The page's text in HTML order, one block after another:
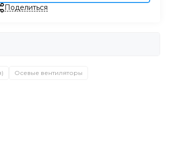
Поделиться
Осевые вентиляторы